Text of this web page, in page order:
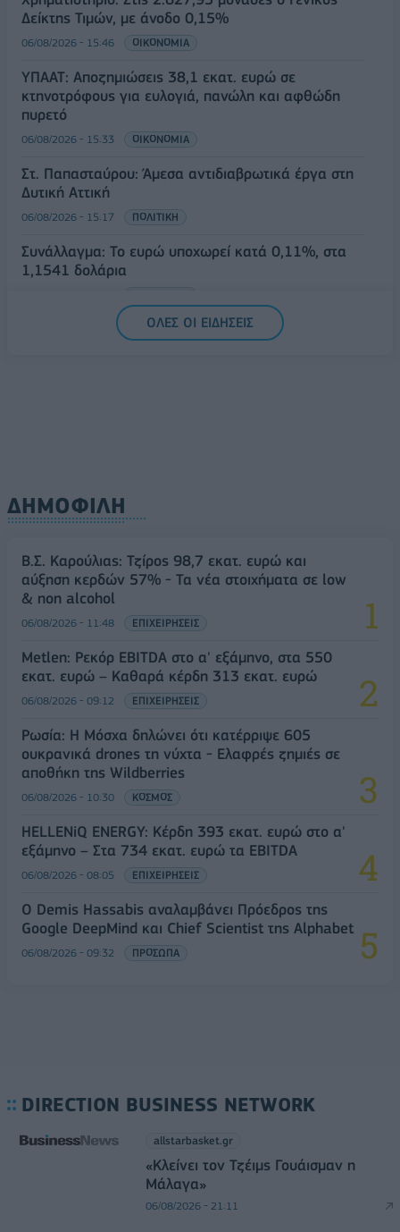
Δείκτης Τιμών, με άνοδο 0,15%
06/08/2026 - 15:46 ΟΙΚΟΝΟΜΙΑ
ΥΠΑΑΤ: Αποζημιώσεις 38,1 εκατ. ευρώ σε
κτηνοτρόφους για ευλογιά, πανώλη και αφθώδη
πυρετό
06/08/2026 - 15:33 ΟΙΚΟΝΟΜΙΑ
Στ. Παπασταύρου: Άμεσα αντιδιαβρωτικά έργα στη
Δυτική Αττική
06/08/2026 - 15:17 ΠΟΛΙΤΙΚΗ
Συνάλλαγμα: Το ευρώ υποχωρεί κατά 0,11%, στα
1,1541 δολάρια
ΟΛΕΣ ΟΙ ΕΙΔΗΣΕΙΣ
ΔΗΜΟΦΙΛΗ
Β.Σ. Καρούλιας: Τζίρος 98,7 εκατ. ευρώ και
αύξηση κερδών 57% - Τα νέα στοιχήματα σε low
& non alcohol
06/08/2026 - 11:48 ΕΠΙΧΕΙΡΗΣΕΙΣ
Metlen: Ρεκόρ EBITDA στο α' εξάμηνο, στα 550
εκατ. ευρώ – Καθαρά κέρδη 313 εκατ. ευρώ
06/08/2026 - 09:12 ΕΠΙΧΕΙΡΗΣΕΙΣ
Ρωσία: Η Μόσχα δηλώνει ότι κατέρριψε 605
ουκρανικά drones τη νύχτα - Ελαφρές ζημιές σε
αποθήκη της Wildberries
06/08/2026 - 10:30 ΚΟΣΜΟΣ
HELLENiQ ENERGY: Κέρδη 393 εκατ. ευρώ στο α'
εξάμηνο – Στα 734 εκατ. ευρώ τα EBITDA
06/08/2026 - 08:05 ΕΠΙΧΕΙΡΗΣΕΙΣ
Ο Demis Hassabis αναλαμβάνει Πρόεδρος της
Google DeepMind και Chief Scientist της Alphabet
06/08/2026 - 09:32 ΠΡΟΣΩΠΑ
DIRECTION BUSINESS NETWORK
allstarbasket.gr
«Κλείνει τον Τζέιμς Γουάισμαν η
Μάλαγα»
06/08/2026 - 21:11